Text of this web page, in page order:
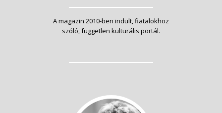
A magazin 2010-ben indult, fiatalokhoz
szóló, független kulturális portál.